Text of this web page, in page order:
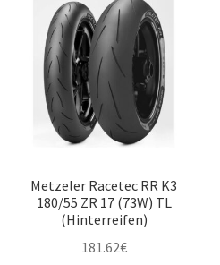
Metzeler Racetec RR K3
180/55 ZR 17 (73W) TL
(Hinterreifen)
181.62€